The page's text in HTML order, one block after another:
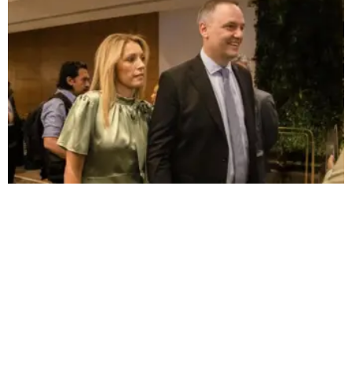
Con el campo
Espacio empresas
Sociedad y tiempo
Sociedad
Tecnología
Es viral
El tiempo